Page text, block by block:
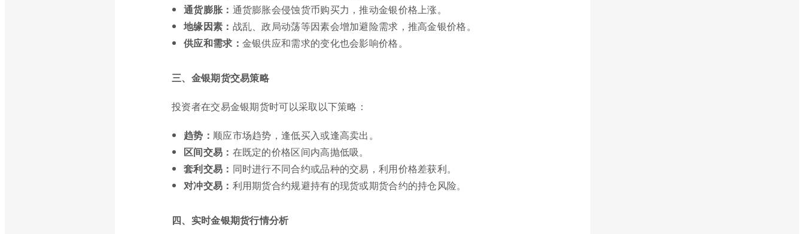
通货膨胀： 通货膨胀会侵蚀货币购买力，推动金银价格上涨。
地缘因素： 战乱、政局动荡等因素会增加避险需求，推高金银价格。
供应和需求： 金银供应和需求的变化也会影响价格。
三、金银期货交易策略
投资者在交易金银期货时可以采取以下策略：
趋势： 顺应市场趋势，逢低买入或逢高卖出。
区间交易： 在既定的价格区间内高抛低吸。
套利交易： 同时进行不同合约或品种的交易，利用价格差获利。
对冲交易： 利用期货合约规避持有的现货或期货合约的持仓风险。
四、实时金银期货行情分析